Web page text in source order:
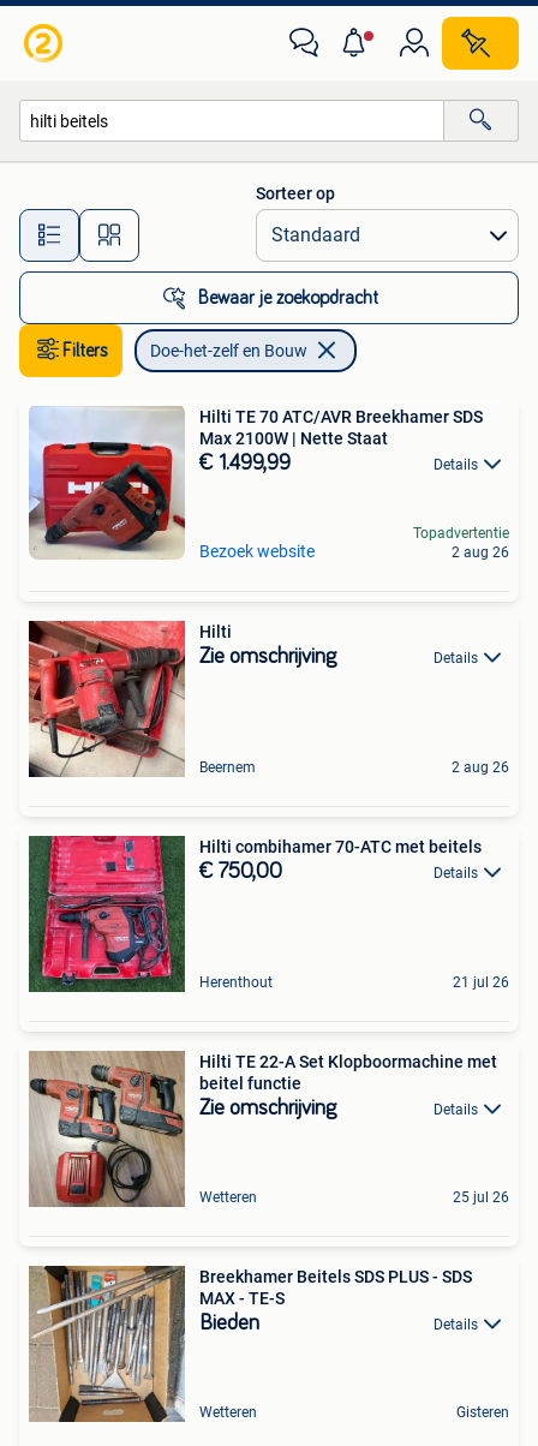
Alle afstanden…
Sorteer op
Bewaar je zoekopdracht
Filters Doe-het-zelf en Bouw
Hilti TE 70 ATC/AVR Breekhamer SDS
Max 2100W | Nette Staat
€ 1.499,99 Details
Bezoek website
Topadvertentie
2 aug 26
Hilti
Zie omschrijving Details
Beernem 2 aug 26
Hilti combihamer 70-ATC met beitels
€ 750,00 Details
Herenthout 21 jul 26
Hilti TE 22-A Set Klopboormachine met
beitel functie
Zie omschrijving Details
Wetteren 25 jul 26
Breekhamer Beitels SDS PLUS - SDS
MAX - TE-S
Bieden Details
Wetteren Gisteren